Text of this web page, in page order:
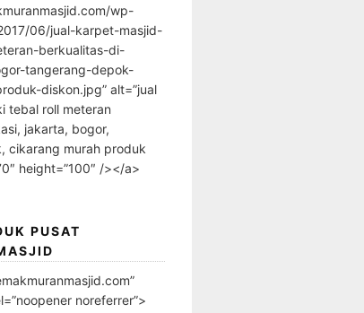
wp-
06/jual-karpet-masjid-
berkualitas-di-
tangerang-depok-
diskon.jpg” alt=”jual
tebal roll meteran
jakarta, bogor,
cikarang murah produk
height=”100″ /></a>
PUSAT
noreferrer”>